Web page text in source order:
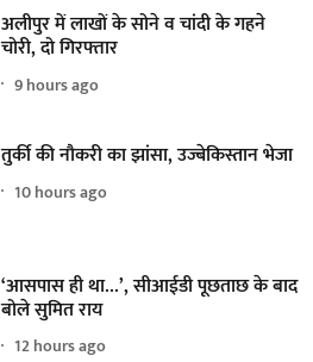
अलीपुर में लाखों के सोने व चांदी के गहने
चोरी, दो गिरफ्तार
9 hours ago
तुर्की की नौकरी का झांसा, उज्बेकिस्तान भेजा
10 hours ago
‘आसपास ही था...’, सीआईडी पूछताछ के बाद
बोले सुमित राय
12 hours ago